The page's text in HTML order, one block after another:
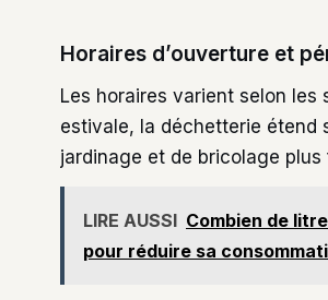
Horaires d’ouverture et
Les horaires varient selon les
estivale, la déchetterie étend
jardinage et de bricolage plus
LIRE AUSSI Combien de
pour réduire sa